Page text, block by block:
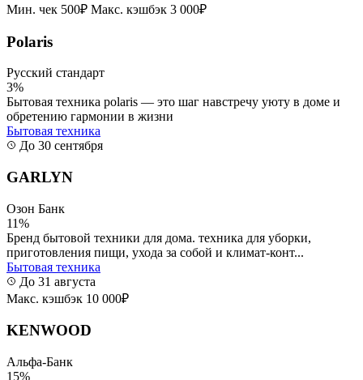
Мин. чек 500₽ Макс. кэшбэк 3 000₽
Polaris
Русский стандарт
3%
Бытовая техника polaris — это шаг навстречу уюту в доме и
обретению гармонии в жизни
Бытовая техника
До 30 сентября
GARLYN
Озон Банк
11%
Бренд бытовой техники для дома. техника для уборки,
приготовления пищи, ухода за собой и климат-конт...
Бытовая техника
До 31 августа
Макс. кэшбэк 10 000₽
KENWOOD
Альфа-Банк
15%